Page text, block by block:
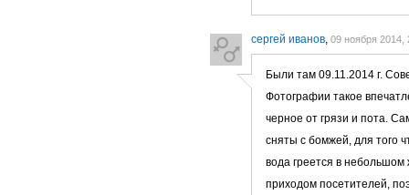
сергей иванов, 09 ноября 2014,
Были там 09.11.2014 г.
Фотографии такое
черное от грязи и пота.
сняты с бомжей, для того
вода греется в
приходом посетителей,